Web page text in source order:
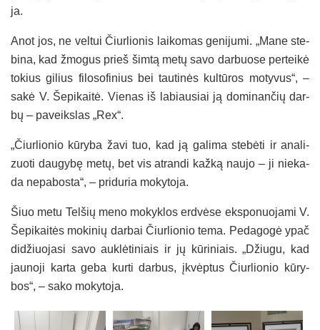
ja.
Anot jos, ne vel­tui Čiur­lio­nis lai­ko­mas ge­ni­ju­mi. „Ma­ne ste­
bi­na, kad žmo­gus prieš šim­tą me­tų sa­vo dar­buo­se per­tei­kė
to­kius gi­lius fi­lo­so­fi­nius bei tau­ti­nės kul­tū­ros mo­ty­vus“, –
sa­kė V. Še­pi­kai­tė. Vie­nas iš la­biau­siai ją do­mi­nan­čių dar­
bų – pa­veiks­las „Rex“.
„Čiur­lio­nio kū­ry­ba ža­vi tuo, kad ją ga­li­ma ste­bė­ti ir ana­li­
zuo­ti dau­gy­bę me­tų, bet vis at­ran­di kaž­ką nau­jo – ji nie­ka­
da ne­pa­bos­ta“, – pri­du­ria mo­ky­to­ja.
Šiuo me­tu Tel­šių me­no mo­kyk­los erd­vė­se eks­po­nuo­ja­mi V.
Še­pi­kai­tės mo­ki­nių dar­bai Čiur­lio­nio te­ma. Pe­da­go­gė ypač
di­džiuo­ja­si sa­vo auk­lė­ti­niais ir jų kū­ri­niais. „Džiu­gu, kad
jau­no­ji kar­ta ge­ba kur­ti dar­bus, įkvėp­tus Čiur­lio­nio kū­ry­
bos“, – sa­ko mo­ky­to­ja.